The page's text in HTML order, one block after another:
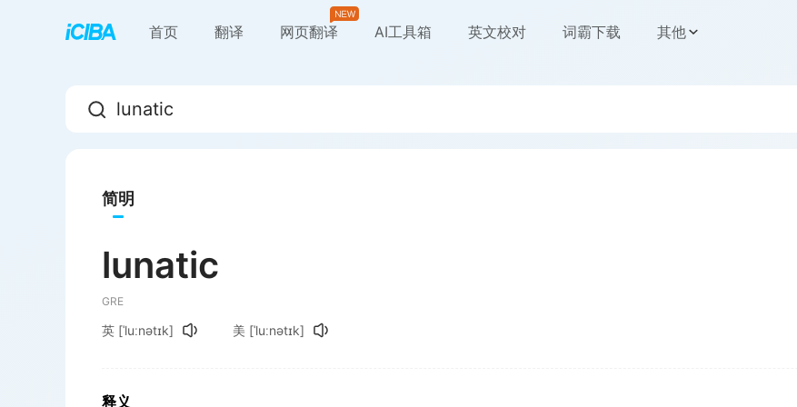
首页 翻译 网页翻译 AI工具箱 英文校对 词霸下载 其他
简明
lunatic
GRE
英 [ˈluːnətɪk] 美 [ˈluːnətɪk]
释义